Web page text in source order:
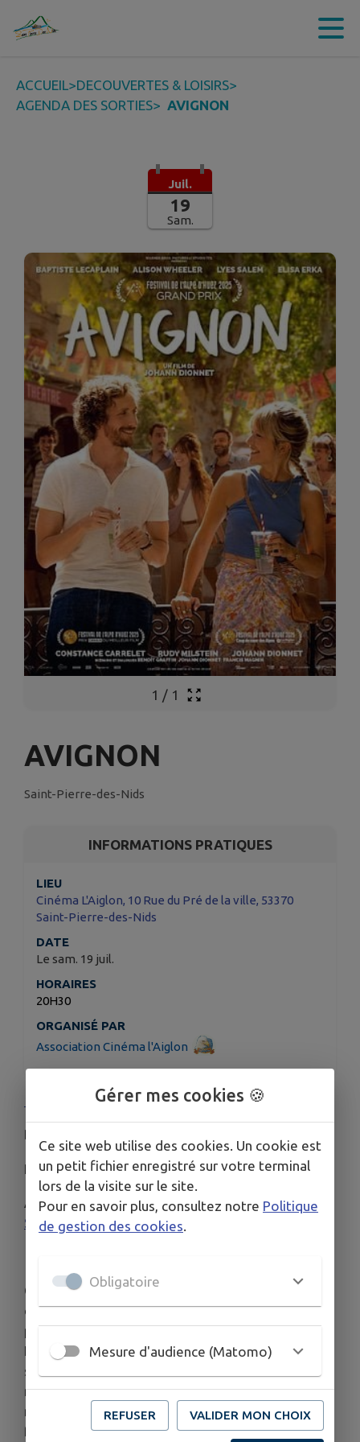
Contenu
ACCUEIL>DECOUVERTES & LOISIRS>
AGENDA DES SORTIES> AVIGNON
Juil.
19
Sam.
1 / 1
AVIGNON
Saint-Pierre-des-Nids
INFORMATIONS PRATIQUES
LIEU
Cinéma L'Aiglon, 10 Rue du Pré de la ville, 53370
Saint-Pierre-des-Nids
DATE
Le sam. 19 juil.
HORAIRES
20H30
ORGANISÉ PAR
Association Cinéma l'Aiglon
18 juin 2025en salle | 1h 43min |Comédie
De
ParJohann Dionnet,Benoît Graffin
AvecBaptiste Lecaplain,Alison Wheeler,Lyes
Salem
Comédien en perte de vitesse, Stéphane
débarque avec sa troupe au Festival d’Avignon
pour jouer une pièce de boulevard. Il y recroise
Fanny, une comédienne de renom, et tombe sous
son charme. Profitant d’un quiproquo pour se
rapprocher d’elle, Stéphane s’enfonce dans un
mensonge qu’il va devoir faire durer le temps du
festival…mais qui va très vite le dépasser !
Gérer mes cookies 🍪
Ce site web utilise des cookies. Un cookie est
un petit fichier enregistré sur votre terminal
lors de la visite sur le site.
Pour en savoir plus, consultez notre Politique
de gestion des cookies.
Obligatoire
Mesure d'audience (Matomo)
REFUSER VALIDER MON CHOIX